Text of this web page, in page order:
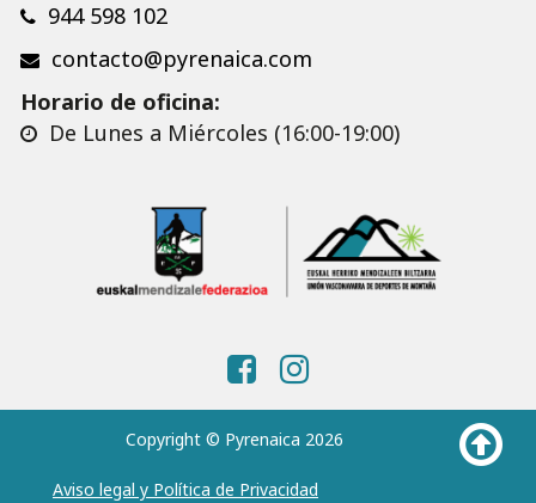
944 598 102
contacto@pyrenaica.com
Horario de oficina:
De Lunes a Miércoles (16:00-19:00)
Copyright © Pyrenaica 2026
Aviso legal y Política de Privacidad